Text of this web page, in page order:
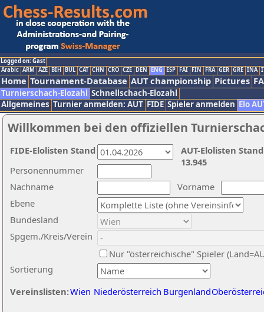
Logged on: Gast
Arabic ARM AZE BIH BUL CAT CHN CRO CZE DEN ENG ESP FAI FIN FRA GER GRE INA
Home Tournament-Database AUT championship Pictures
Turnierschach-Elozahl Schnellschach-Elozahl
Allgemeines Turnier anmelden: AUT FIDE Spieler anmelden Elo
Willkommen bei den offiziellen
Nachname
Vorname
Ebene
Sortierung
Personennummer
Bundesland
Spgem./Kreis/Verein
Nur "österreichische" Spieler
Vereinslisten:Wien Niederösterreich Burgenland
AUT-Elolisten
13.945
FIDE-Elolisten Stand